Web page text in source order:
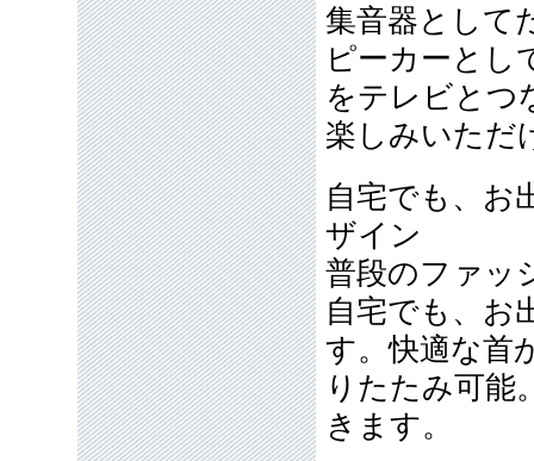
集音器として
ピーカーとし
をテレビとつ
楽しみいただ
自宅でも、お
ザイン
普段のファッ
自宅でも、お
す。快適な首
りたたみ可能
きます。